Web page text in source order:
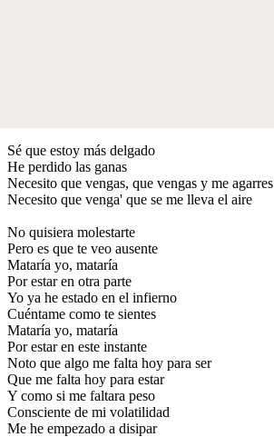
Sé que estoy más delgado
He perdido las ganas
Necesito que vengas, que vengas y me agarres
Necesito que venga' que se me lleva el aire
No quisiera molestarte
Pero es que te veo ausente
Mataría yo, mataría
Por estar en otra parte
Yo ya he estado en el infierno
Cuéntame como te sientes
Mataría yo, mataría
Por estar en este instante
Noto que algo me falta hoy para ser
Que me falta hoy para estar
Y como si me faltara peso
Consciente de mi volatilidad
Me he empezado a disipar